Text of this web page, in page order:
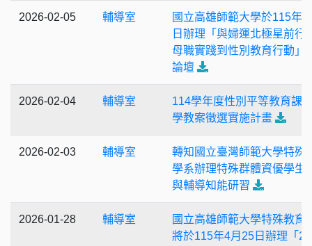
2026-02-05 輔導室
國立高雄師範大學於115年3
日辦理「與婦運北極星前行
母職實踐到性別教育行動」
論壇
2026-02-04 輔導室
114學年度性別平等教育課
學教案徵選實施計畫
2026-02-03 輔導室
轉知國立臺灣師範大學特殊
學系辦理特殊群體資優學生
與輔導知能研習
2026-01-28 輔導室
國立高雄師範大學特殊教育
將於115年4月25日辦理「